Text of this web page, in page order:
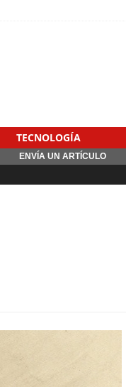
TECNOLOGÍA
ENVÍA UN ARTÍCULO